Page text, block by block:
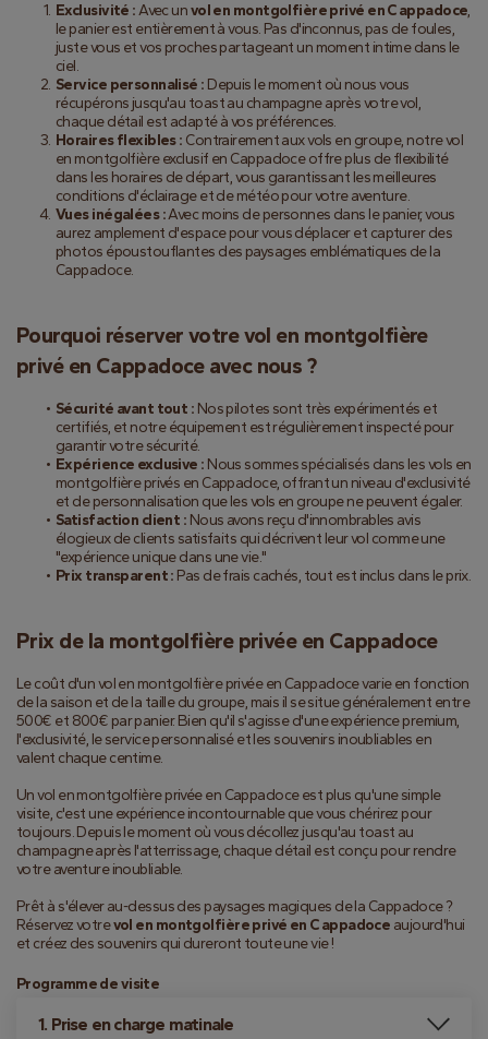
Exclusivité : Avec un vol en montgolfière privé en Cappadoce,
le panier est entièrement à vous. Pas d'inconnus, pas de foules,
juste vous et vos proches partageant un moment intime dans le
ciel.
Service personnalisé : Depuis le moment où nous vous
récupérons jusqu'au toast au champagne après votre vol,
chaque détail est adapté à vos préférences.
Horaires flexibles : Contrairement aux vols en groupe, notre vol
en montgolfière exclusif en Cappadoce offre plus de flexibilité
dans les horaires de départ, vous garantissant les meilleures
conditions d'éclairage et de météo pour votre aventure.
Vues inégalées : Avec moins de personnes dans le panier, vous
aurez amplement d'espace pour vous déplacer et capturer des
photos époustouflantes des paysages emblématiques de la
Cappadoce.
Pourquoi réserver votre vol en montgolfière
privé en Cappadoce avec nous ?
Sécurité avant tout : Nos pilotes sont très expérimentés et
certifiés, et notre équipement est régulièrement inspecté pour
garantir votre sécurité.
Expérience exclusive : Nous sommes spécialisés dans les vols en
montgolfière privés en Cappadoce, offrant un niveau d'exclusivité
et de personnalisation que les vols en groupe ne peuvent égaler.
Satisfaction client : Nous avons reçu d'innombrables avis
élogieux de clients satisfaits qui décrivent leur vol comme une
"expérience unique dans une vie."
Prix transparent : Pas de frais cachés, tout est inclus dans le prix.
Prix de la montgolfière privée en Cappadoce
Le coût d'un vol en montgolfière privée en Cappadoce varie en fonction
de la saison et de la taille du groupe, mais il se situe généralement entre
500€ et 800€ par panier. Bien qu'il s'agisse d'une expérience premium,
l'exclusivité, le service personnalisé et les souvenirs inoubliables en
valent chaque centime.
Un vol en montgolfière privée en Cappadoce est plus qu'une simple
visite, c'est une expérience incontournable que vous chérirez pour
toujours. Depuis le moment où vous décollez jusqu'au toast au
champagne après l'atterrissage, chaque détail est conçu pour rendre
votre aventure inoubliable.
Prêt à s'élever au-dessus des paysages magiques de la Cappadoce ?
Réservez votre vol en montgolfière privé en Cappadoce aujourd'hui
et créez des souvenirs qui dureront toute une vie !
Programme de visite
1. Prise en charge matinale